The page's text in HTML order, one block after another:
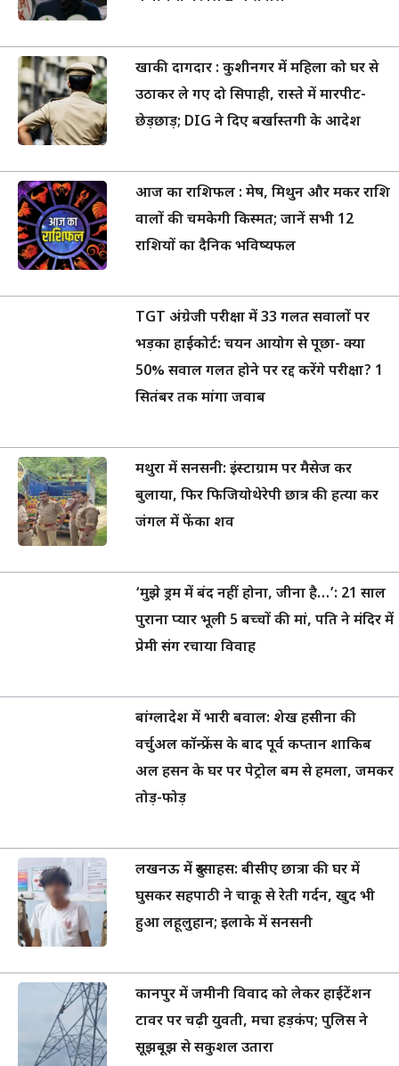
खाकी दागदार : कुशीनगर में महिला को घर से
उठाकर ले गए दो सिपाही, रास्ते में मारपीट-
छेड़छाड़; DIG ने दिए बर्खास्तगी के आदेश
आज का राशिफल : मेष, मिथुन और मकर राशि
वालों की चमकेगी किस्मत; जानें सभी 12
राशियों का दैनिक भविष्यफल
TGT अंग्रेजी परीक्षा में 33 गलत सवालों पर
भड़का हाईकोर्ट: चयन आयोग से पूछा- क्या
50% सवाल गलत होने पर रद्द करेंगे परीक्षा? 1
सितंबर तक मांगा जवाब
मथुरा में सनसनी: इंस्टाग्राम पर मैसेज कर
बुलाया, फिर फिजियोथेरेपी छात्र की हत्या कर
जंगल में फेंका शव
‘मुझे ड्रम में बंद नहीं होना, जीना है…’: 21 साल
पुराना प्यार भूली 5 बच्चों की मां, पति ने मंदिर में
प्रेमी संग रचाया विवाह
बांग्लादेश में भारी बवाल: शेख हसीना की
वर्चुअल कॉन्फ्रेंस के बाद पूर्व कप्तान शाकिब
अल हसन के घर पर पेट्रोल बम से हमला, जमकर
तोड़-फोड़
लखनऊ में दुस्साहस: बीसीए छात्रा की घर में
घुसकर सहपाठी ने चाकू से रेती गर्दन, खुद भी
हुआ लहूलुहान; इलाके में सनसनी
कानपुर में जमीनी विवाद को लेकर हाईटेंशन
टावर पर चढ़ी युवती, मचा हड़कंप; पुलिस ने
सूझबूझ से सकुशल उतारा